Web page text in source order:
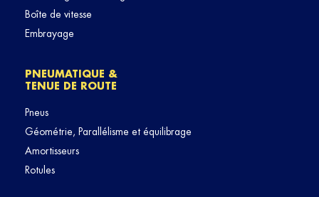
Boîte de vitesse
Embrayage
PNEUMATIQUE &
TENUE DE ROUTE
Pneus
Géométrie, Parallélisme et équilibrage
Amortisseurs
Rotules